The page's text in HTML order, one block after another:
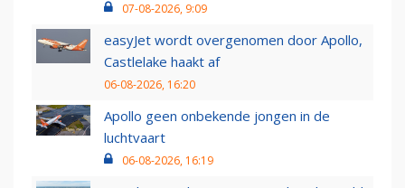
07-08-2026, 9:09
easyJet wordt overgenomen door Apollo,
Castlelake haakt af
06-08-2026, 16:20
Apollo geen onbekende jongen in de
luchtvaart
06-08-2026, 16:19